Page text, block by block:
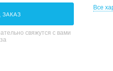
свяжутся с вами
Все